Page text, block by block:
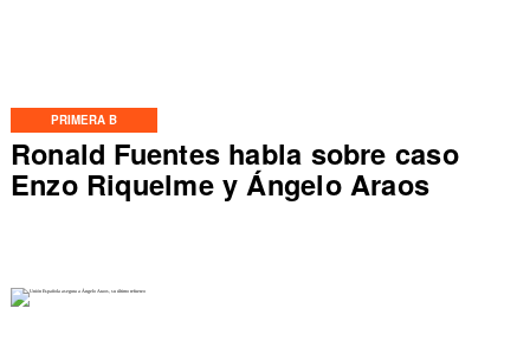
PRIMERA B
Ronald Fuentes habla sobre caso
Enzo Riquelme y Ángelo Araos